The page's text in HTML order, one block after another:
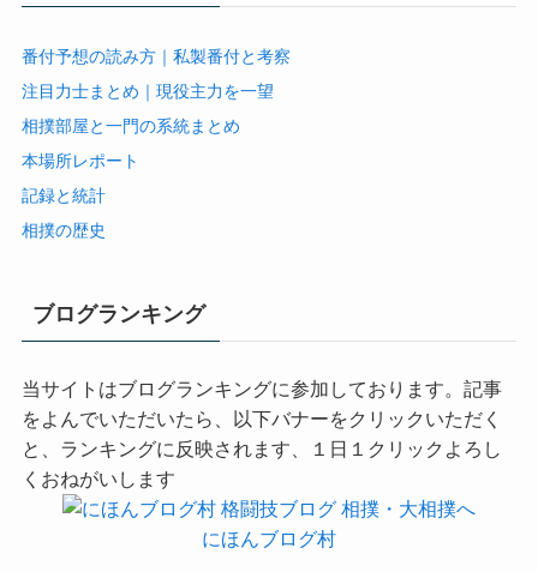
番付予想の読み方｜私製番付と考察
注目力士まとめ｜現役主力を一望
相撲部屋と一門の系統まとめ
本場所レポート
記録と統計
相撲の歴史
ブログランキング
当サイトはブログランキングに参加しております。記事
をよんでいただいたら、以下バナーをクリックいただく
と、ランキングに反映されます、１日１クリックよろし
くおねがいします
にほんブログ村